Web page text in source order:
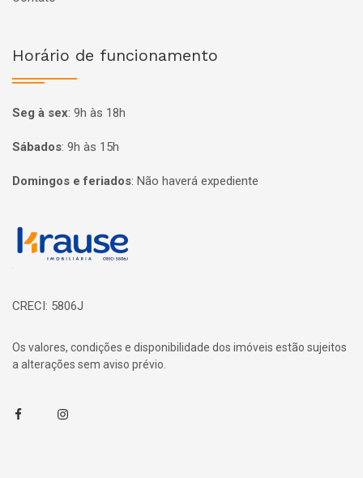
Horário de funcionamento
Seg à sex: 9h às 18h
Sábados: 9h às 15h
Domingos e feriados: Não haverá expediente
Página inicial
CRECI: 5806J
Os valores, condições e disponibilidade dos imóveis estão sujeitos
a alterações sem aviso prévio.
FacebookInstagram